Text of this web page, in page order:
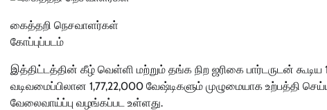
கைத்தறி நெசவாளர்கள்
கோப்புப்படம்
இத்திட்டத்தின் கீழ் வெள்ளி மற்றும் தங்க நிற ஜரிகை பார்டருடன்
வடிவமைப்பிலான 1,77,22,000 வேஷ்டிகளும் முழுமையாக உற்பத்தி
வேலைவாய்ப்பு வழங்கப்பட உள்ளது.